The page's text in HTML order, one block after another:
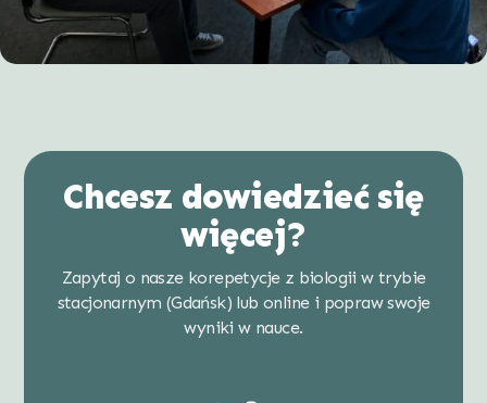
Chcesz dowiedzieć się
więcej?
Zapytaj o nasze korepetycje z biologii w trybie
stacjonarnym (Gdańsk) lub online i popraw swoje
wyniki w nauce.